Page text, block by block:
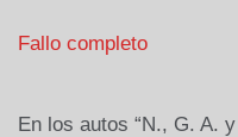
Fallo completo
En los autos “N., G. A.